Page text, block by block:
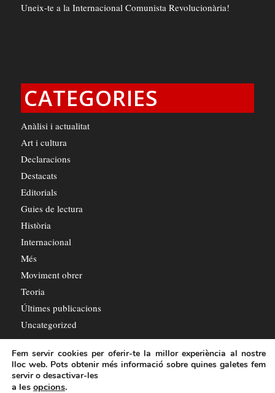
Uneix-te a la Internacional Comunista Revolucionària!
CATEGORIES
Anàlisi i actualitat
Art i cultura
Declaracions
Destacats
Editorials
Guies de lectura
Història
Internacional
Més
Moviment obrer
Teoria
Últimes publicacions
Uncategorized
Fem servir cookies per oferir-te la millor experiència al nostre
lloc web. Pots obtenir més informació sobre quines galetes fem
servir o desactivar-les
a les opcions.